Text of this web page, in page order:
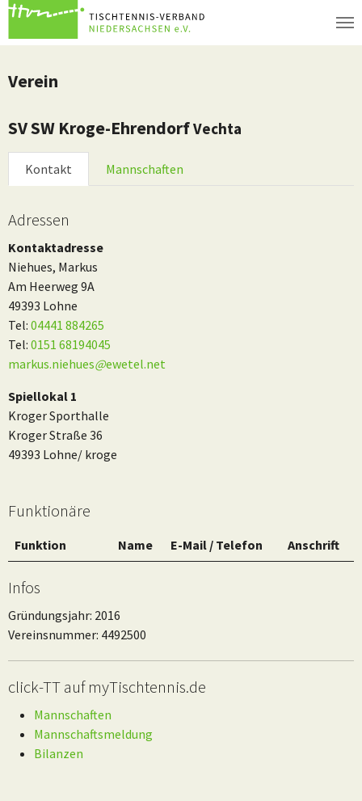
Zum Hauptinhalt springen
Verein
SV SW Kroge-EhrendorfVechta
Kontakt Mannschaften
Adressen
Kontaktadresse
Niehues, Markus
Am Heerweg 9A
49393 Lohne
Tel: 04441 884265
Tel: 0151 68194045
markus.niehues@ewetel.net
Spiellokal 1
Kroger Sporthalle
Kroger Straße 36
49393 Lohne/ kroge
Funktionäre
Funktion Name E-Mail / Telefon Anschrift
Infos
Gründungsjahr: 2016
Vereinsnummer: 4492500
click-TT auf myTischtennis.de
Mannschaften
Mannschaftsmeldung
Bilanzen